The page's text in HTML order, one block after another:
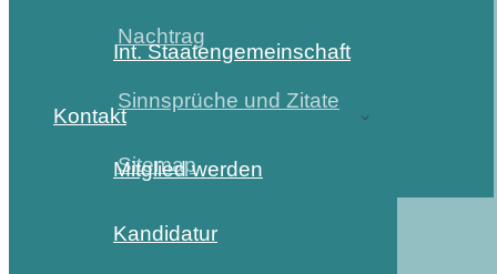
Nachtrag
Sinnsprüche und Zitate
Sitemap
Int. Staatengemeinschaft
Kontakt
Mitglied werden
Kandidatur